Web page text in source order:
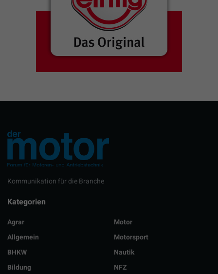
Kommunikation für die Branche
Kategorien
Agrar
Allgemein
BHKW
Bildung
Motor
Motorsport
Nautik
NFZ